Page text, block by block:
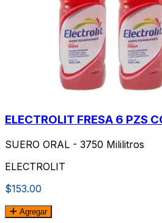
ELECTROLIT FRESA 6 PZS
SUERO ORAL - 3750 Mililitros
ELECTROLIT
$153.00
Agregar